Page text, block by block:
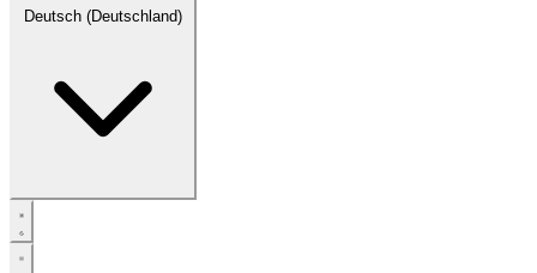
Deutsch (Deutschland)